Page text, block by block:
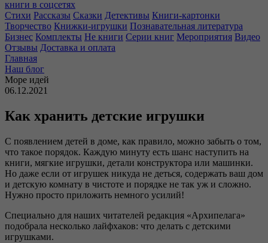
книги в соцсетях
Стихи Рассказы Сказки Детективы Книги-картонки
Творчество Книжки-игрушки Познавательная литература
Бизнес Комплекты Не книги Серии книг Мероприятия Видео
Отзывы Доставка и оплата
Главная
Наш блог
Море идей
06.12.2021
Как хранить детские игрушки
С появлением детей в доме, как правило, можно забыть о том,
что такое порядок. Каждую минуту есть шанс наступить на
книги, мягкие игрушки, детали конструктора или машинки.
Но даже если от игрушек никуда не деться, содержать ваш дом
и детскую комнату в чистоте и порядке не так уж и сложно.
Нужно просто приложить немного усилий!
Специально для наших читателей редакция «Архипелага»
подобрала несколько лайфхаков: что делать с детскими
игрушками.